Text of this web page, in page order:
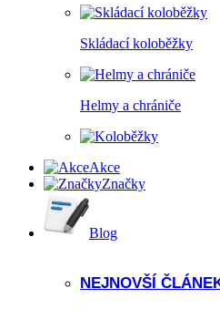
Skládací koloběžky
Helmy a chrániče
Akce
Značky
Blog
NEJNOVŠÍ